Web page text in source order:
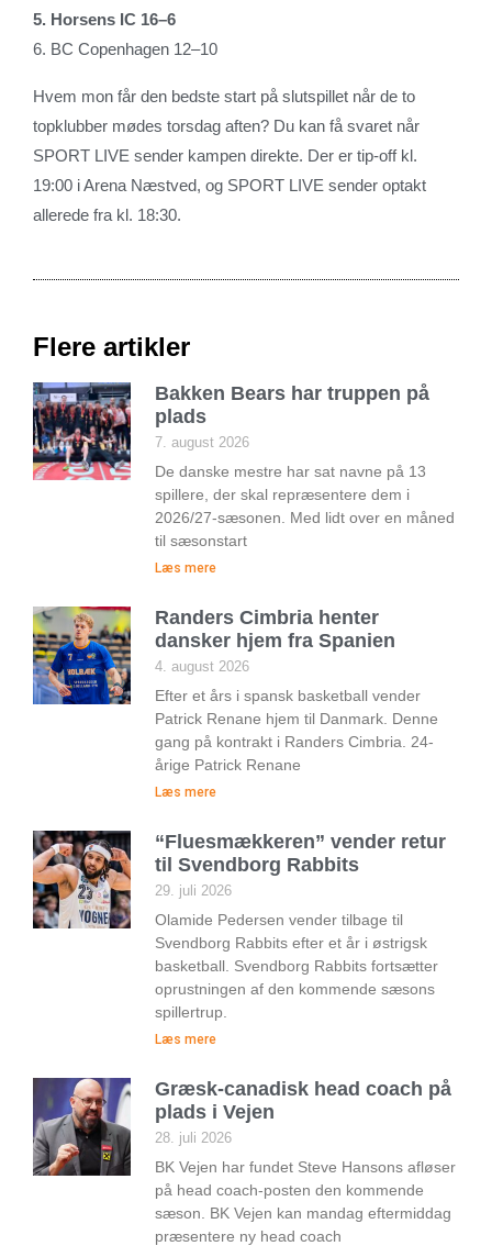
5. Horsens IC 16–6
6. BC Copenhagen 12–10
Hvem mon får den bedste start på slutspillet når de to
topklubber mødes torsdag aften? Du kan få svaret når
SPORT LIVE sender kampen direkte. Der er tip-off kl.
19:00 i Arena Næstved, og SPORT LIVE sender optakt
allerede fra kl. 18:30.
Flere artikler
Bakken Bears har truppen på
plads
7. august 2026
De danske mestre har sat navne på 13
spillere, der skal repræsentere dem i
2026/27-sæsonen. Med lidt over en måned
til sæsonstart
Læs mere
Randers Cimbria henter
dansker hjem fra Spanien
4. august 2026
Efter et års i spansk basketball vender
Patrick Renane hjem til Danmark. Denne
gang på kontrakt i Randers Cimbria. 24-
årige Patrick Renane
Læs mere
“Fluesmækkeren” vender retur
til Svendborg Rabbits
29. juli 2026
Olamide Pedersen vender tilbage til
Svendborg Rabbits efter et år i østrigsk
basketball. Svendborg Rabbits fortsætter
oprustningen af den kommende sæsons
spillertrup.
Læs mere
Græsk-canadisk head coach på
plads i Vejen
28. juli 2026
BK Vejen har fundet Steve Hansons afløser
på head coach-posten den kommende
sæson. BK Vejen kan mandag eftermiddag
præsentere ny head coach